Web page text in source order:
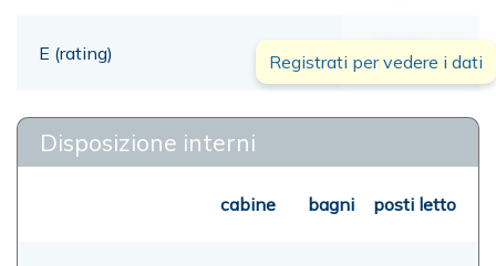
E (rating) 00,00 mt
Registrati per vedere i dati
Disposizione interni
cabine bagni posti letto